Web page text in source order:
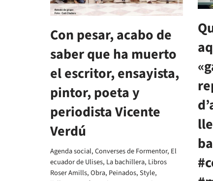
Con pesar, acabo de
saber que ha muerto
el escritor, ensayista,
pintor, poeta y
periodista Vicente
Verdú
Agenda social,Converses de Formentor, El
ecuador de Ulises, La bachillera, Libros
Roser Amills,Obra, Peinados,Style,